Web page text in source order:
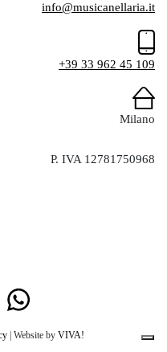
info@musicanellaria.it
+39 33 962 45 109
Milano
P. IVA 12781750968
| Website by VIVA!